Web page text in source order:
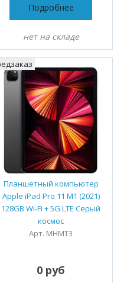
Подробнее
нет на складе
Планшетный компьютер
Apple iPad Pro 11 M1 (2021)
128GB Wi-Fi + 5G LTE Серый
космос
Арт. MHMT3
0 руб